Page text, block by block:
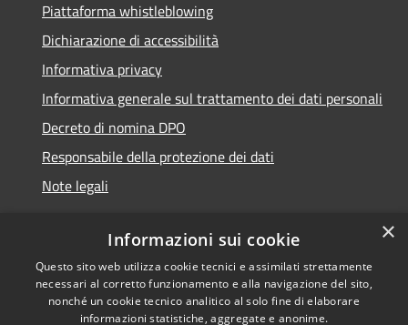
Piattaforma whistleblowing
Dichiarazione di accessibilità
Informativa privacy
Informativa generale sul trattamento dei dati personali
Decreto di nomina DPO
Responsabile della protezione dei dati
Note legali
RSS
Accessibilità
© 2021 - 2026 Comune di
Chiavari -Area Riservata
×
Informazioni sui cookie
Questo sito web utilizza cookie tecnici e assimilati strettamente
necessari al corretto funzionamento e alla navigazione del sito,
nonché un cookie tecnico analitico al solo fine di elaborare
informazioni statistiche, aggregate e anonime.